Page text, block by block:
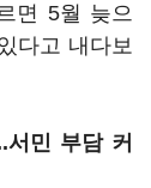
면 5월 늦으
다고 내다보
민 부담 커